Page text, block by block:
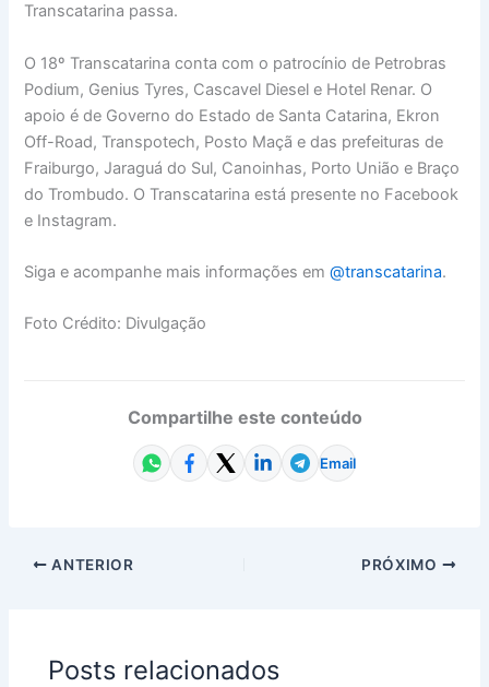
Transcatarina passa.
O 18º Transcatarina conta com o patrocínio de Petrobras
Podium, Genius Tyres, Cascavel Diesel e Hotel Renar. O
apoio é de Governo do Estado de Santa Catarina, Ekron
Off-Road, Transpotech, Posto Maçã e das prefeituras de
Fraiburgo, Jaraguá do Sul, Canoinhas, Porto União e Braço
do Trombudo. O Transcatarina está presente no Facebook
e Instagram.
Siga e acompanhe mais informações em@transcatarina.
Foto Crédito: Divulgação
Compartilhe este conteúdo
Email
ANTERIOR PRÓXIMO
Posts relacionados